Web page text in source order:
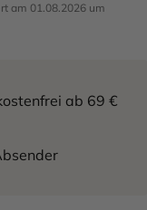
am 01.08.2026 um
ab 69 €